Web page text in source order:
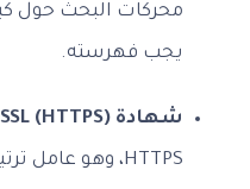
محركات البحث حول
يجب فهرسته.
شهادة SSL (HTTPS):
HTTPS، وهو عامل ترتيب مهم.